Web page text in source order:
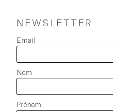
NEWSLETTER
Email
Nom
Prénom